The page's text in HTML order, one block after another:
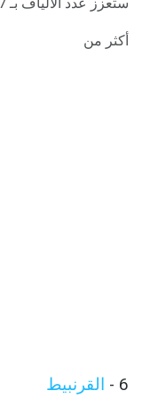
أكثر من
6 - القرنبيط